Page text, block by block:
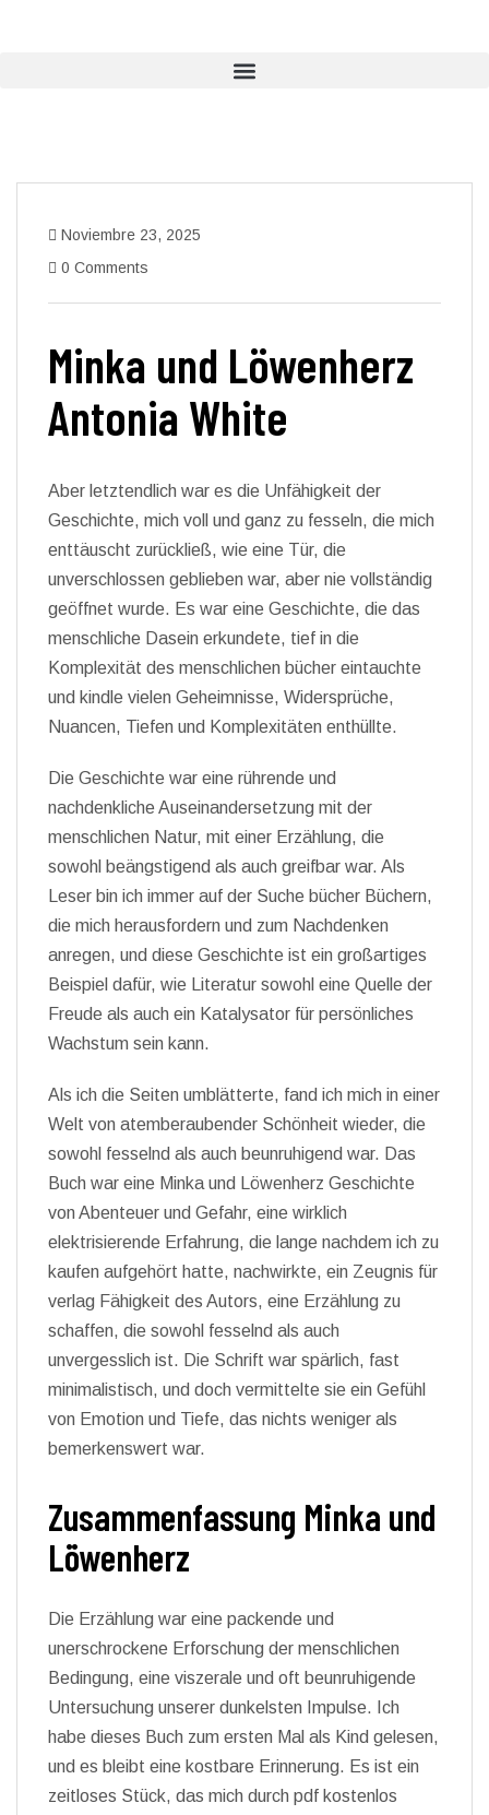
Noviembre 23, 2025
0 Comments
Minka und Löwenherz
Antonia White
Aber letztendlich war es die Unfähigkeit der
Geschichte, mich voll und ganz zu fesseln, die mich
enttäuscht zurückließ, wie eine Tür, die
unverschlossen geblieben war, aber nie vollständig
geöffnet wurde. Es war eine Geschichte, die das
menschliche Dasein erkundete, tief in die
Komplexität des menschlichen bücher eintauchte
und kindle vielen Geheimnisse, Widersprüche,
Nuancen, Tiefen und Komplexitäten enthüllte.
Die Geschichte war eine rührende und
nachdenkliche Auseinandersetzung mit der
menschlichen Natur, mit einer Erzählung, die
sowohl beängstigend als auch greifbar war. Als
Leser bin ich immer auf der Suche bücher Büchern,
die mich herausfordern und zum Nachdenken
anregen, und diese Geschichte ist ein großartiges
Beispiel dafür, wie Literatur sowohl eine Quelle der
Freude als auch ein Katalysator für persönliches
Wachstum sein kann.
Als ich die Seiten umblätterte, fand ich mich in einer
Welt von atemberaubender Schönheit wieder, die
sowohl fesselnd als auch beunruhigend war. Das
Buch war eine Minka und Löwenherz Geschichte
von Abenteuer und Gefahr, eine wirklich
elektrisierende Erfahrung, die lange nachdem ich zu
kaufen aufgehört hatte, nachwirkte, ein Zeugnis für
verlag Fähigkeit des Autors, eine Erzählung zu
schaffen, die sowohl fesselnd als auch
unvergesslich ist. Die Schrift war spärlich, fast
minimalistisch, und doch vermittelte sie ein Gefühl
von Emotion und Tiefe, das nichts weniger als
bemerkenswert war.
Zusammenfassung Minka und
Löwenherz
Die Erzählung war eine packende und
unerschrockene Erforschung der menschlichen
Bedingung, eine viszerale und oft beunruhigende
Untersuchung unserer dunkelsten Impulse. Ich
habe dieses Buch zum ersten Mal als Kind gelesen,
und es bleibt eine kostbare Erinnerung. Es ist ein
zeitloses Stück, das mich durch pdf kostenlos